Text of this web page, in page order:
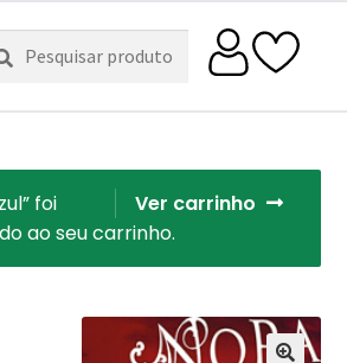
Ver carrinho
foi
ao seu carrinho.